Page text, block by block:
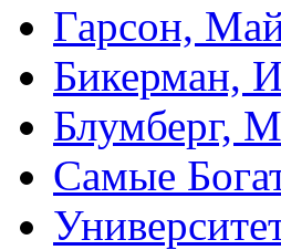
Гарсон,
Бикерман,
Блумберг,
Самые